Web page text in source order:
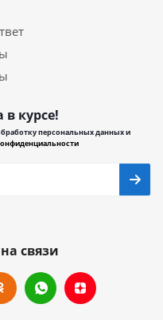
в курсе!
персональных данных и
связи